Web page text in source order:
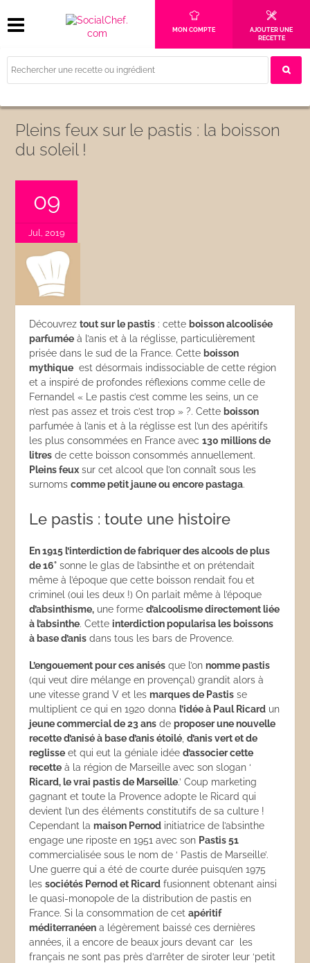
MON COMPTE
AJOUTER UNE
RECETTE
Pleins feux sur le pastis : la boisson
du soleil !
09
Jul, 2019
Découvreztout sur le pastis : cette boisson alcoolisée
parfumée à l’anis et à la réglisse, particulièrement
prisée dans le sud de la France. Cette boisson
mythique est désormais indissociable de cette région
et a inspiré de profondes réflexions comme celle de
Fernandel « Le pastis c’est comme les seins, un ce
n’est pas assez et trois c’est trop » ?. Cette boisson
parfumée à l’anis et à la réglisse est l’un des apéritifs
les plus consommées en France avec130 millions de
litres de cette boisson consommés annuellement.
Pleins feux sur cet alcool que l’on connaît sous les
surnomscomme petit jaune ou encore pastaga.
Le pastis : toute une histoire
En 1915 l’interdiction de fabriquer des alcools de plus
de 16° sonne le glas de l’absinthe et on prétendait
même à l’époque que cette boisson rendait fou et
criminel (oui les deux !) On parlait même à l’époque
d’absinthisme, une formed’alcoolisme directement liée
à l’absinthe. Cetteinterdiction popularisa les boissons
à base d’anis dans tous les bars de Provence.
L’engouement pour ces anisés que l’onnomme pastis
(qui veut dire mélange en provençal) grandit alors à
une vitesse grand V et lesmarques de Pastis se
multiplient ce qui en 1920 donna l’idée à Paul Ricard un
jeune commercial de 23 ans deproposer une nouvelle
recette d’anisé à base d’anis étoilé ,d’anis vert et de
reglisse et qui eut la géniale idéed’associer cette
recette à la région de Marseille avec son slogan ‘
Ricard, le vrai pastis de Marseille.’ Coup marketing
gagnant et toute la Provence adopte le Ricard qui
devient l’un des éléments constitutifs de sa culture !
Cependant lamaison Pernod initiatrice de l’absinthe
engage une riposte en 1951 avec son Pastis 51
commercialisée sous le nom de ‘ Pastis de Marseille’.
Une guerre qui a été de courte durée puisqu’en 1975
lessociétés Pernod et Ricard fusionnent obtenant ainsi
le quasi-monopole de la distribution de pastis en
France. Si la consommation de cetapéritif
méditerranéen a légèrement baissé ces dernières
années, il a encore de beaux jours devant car les
français ne sont pas près d’arrêter de siroter leur ‘petit